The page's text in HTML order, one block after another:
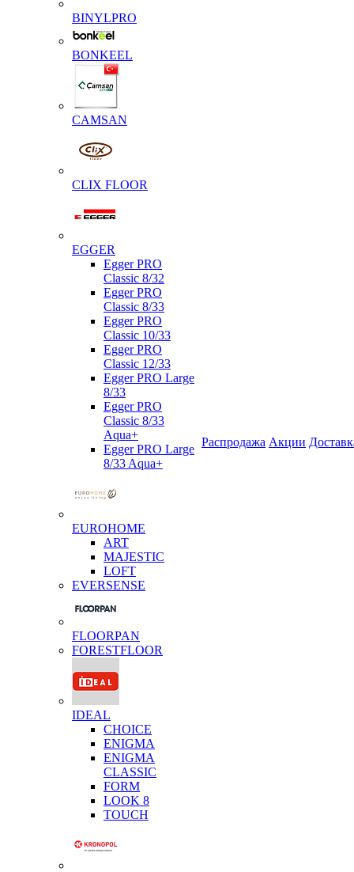
BINYLPRO
BONKEEL
CAMSAN
CLIX FLOOR
EGGER
Egger PRO
Classic 8/32
Egger PRO
Classic 8/33
Egger PRO
Classic 10/33
Egger PRO
Classic 12/33
Egger PRO Large
8/33
Egger PRO
Classic 8/33
Aqua+
Egger PRO Large
8/33 Aqua+
EUROHOME
ART
MAJESTIC
LOFT
EVERSENSE
FLOORPAN
FORESTFLOOR
IDEAL
CHOICE
ENIGMA
ENIGMA
CLASSIC
FORM
LOOK 8
TOUCH
Распродажа Акции